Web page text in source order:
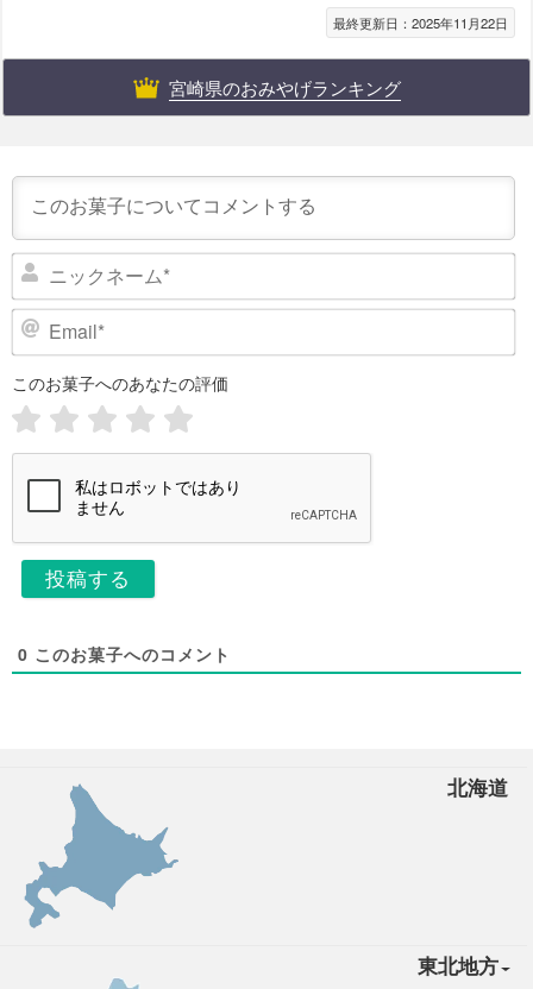
北海道
東北地方
最終更新日：2025年11月22日
宮崎県のおみやげランキング
ニ
ク
E
このお菓子へのあなたの評価
0 このお菓子へのコメント